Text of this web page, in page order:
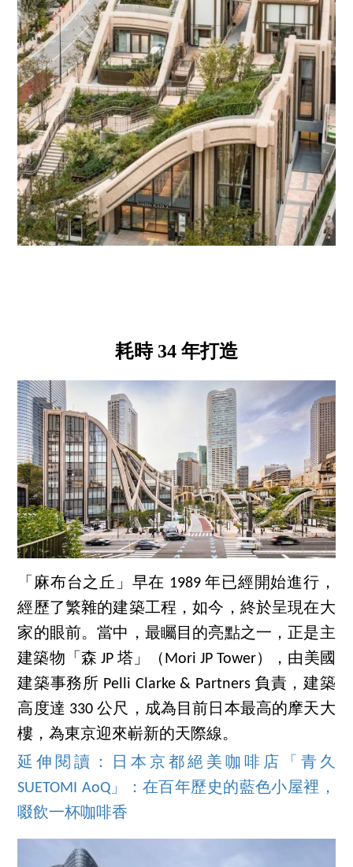
耗時 34 年打造
「麻布台之丘」早在 1989 年已經開始進行，
經歷了繁雜的建築工程，如今，終於呈現在大
家的眼前。當中，最矚目的亮點之一，正是主
建築物「森 JP 塔」（Mori JP Tower），由美國
建築事務所 Pelli Clarke & Partners 負責，建築
高度達 330 公尺，成為目前日本最高的摩天大
樓，為東京迎來嶄新的天際線。
延伸閱讀：日本京都絕美咖啡店「青久
SUETOMI AoQ」：在百年歷史的藍色小屋裡，
啜飲一杯咖啡香